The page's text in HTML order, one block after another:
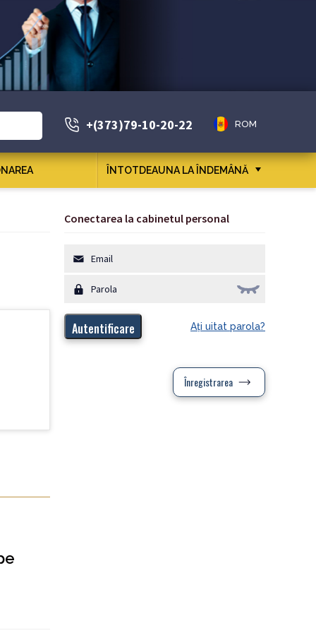
+(373)79-10-20-22 ROM
ÎNTOTDEAUNA LA ÎNDEMÂNĂ
Conectarea la cabinetul personal
Aţi uitat parola?
Înregistrarea